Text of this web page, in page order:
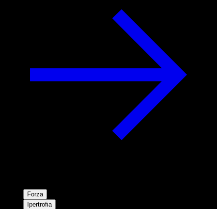
Forza
Ipertrofia